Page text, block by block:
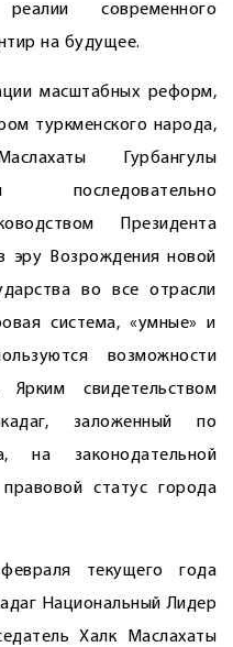
современного
на будущее.
масштабных реформ,
туркменского народа,
Гурбангулы
последовательно
Президента
эру Возрождения новой
во все отрасли
система, «умные» и
возможности
Ярким свидетельством
заложенный по
на законодательной
статус города
текущего года
Национальный Лидер
Халк Маслахаты